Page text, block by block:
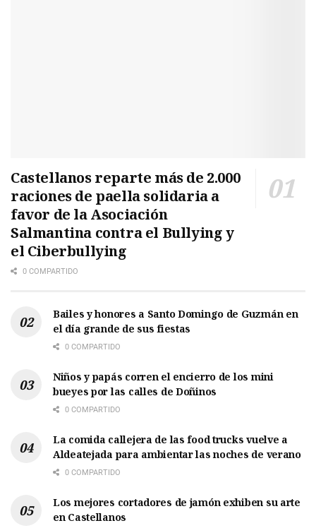
Castellanos reparte más de 2.000
raciones de paella solidaria a
favor de la Asociación
Salmantina contra el Bullying y
el Ciberbullying
0 COMPARTIDO
Bailes y honores a Santo Domingo de Guzmán en
el día grande de sus fiestas
0 COMPARTIDO
Niños y papás corren el encierro de los mini
bueyes por las calles de Doñinos
0 COMPARTIDO
La comida callejera de las food trucks vuelve a
Aldeatejada para ambientar las noches de verano
0 COMPARTIDO
Los mejores cortadores de jamón exhiben su arte
en Castellanos